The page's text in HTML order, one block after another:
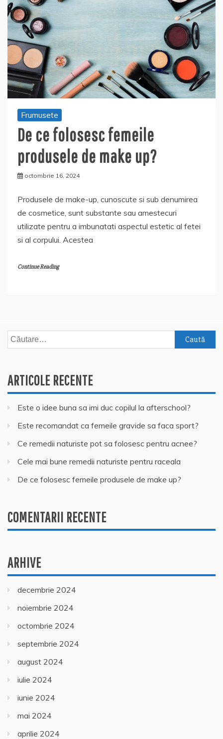
Frumusete
De ce folosesc femeile
produsele de make up?
octombrie 16, 2024
Produsele de make-up, cunoscute si sub denumirea
de cosmetice, sunt substante sau amestecuri
utilizate pentru a imbunatati aspectul estetic al fetei
si al corpului. Acestea
Continue Reading
Caută
după:
ARTICOLE RECENTE
Este o idee buna sa imi duc copilul la afterschool?
Este recomandat ca femeile gravide sa faca sport?
Ce remedii naturiste pot sa folosesc pentru acnee?
Cele mai bune remedii naturiste pentru raceala
De ce folosesc femeile produsele de make up?
COMENTARII RECENTE
ARHIVE
decembrie 2024
noiembrie 2024
octombrie 2024
septembrie 2024
august 2024
iulie 2024
iunie 2024
mai 2024
aprilie 2024